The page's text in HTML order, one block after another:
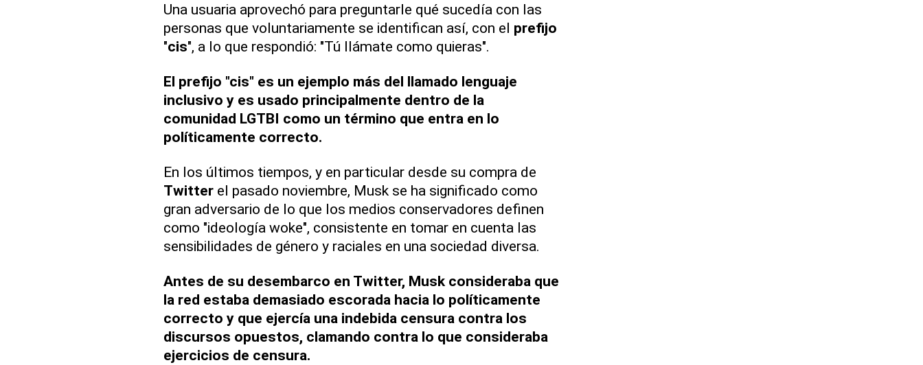
Una usuaria aprovechó para preguntarle qué sucedía con las
personas que voluntariamente se identifican así, con el prefijo
"cis", a lo que respondió: "Tú llámate como quieras".
El prefijo "cis" es un ejemplo más del llamado lenguaje
inclusivo y es usado principalmente dentro de la
comunidad LGTBI como un término que entra en lo
políticamente correcto.
En los últimos tiempos, y en particular desde su compra de
Twitterel pasado noviembre, Musk se ha significado como
gran adversario de lo que los medios conservadores definen
como "ideología woke", consistente en tomar en cuenta las
sensibilidades de género y raciales en una sociedad diversa.
Antes de su desembarco en Twitter, Musk consideraba que
la red estaba demasiado escorada hacia lo políticamente
correcto y que ejercía una indebida censura contra los
discursos opuestos, clamando contra lo que consideraba
ejercicios de censura.